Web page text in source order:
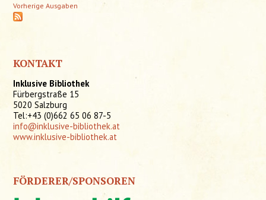
Vorherige Ausgaben
KONTAKT
Inklusive Bibliothek
Fürbergstraße 15
5020 Salzburg
Tel:+43 (0)662 65 06 87-5
info@inklusive-bibliothek.at
www.inklusive-bibliothek.at
FÖRDERER/SPONSOREN